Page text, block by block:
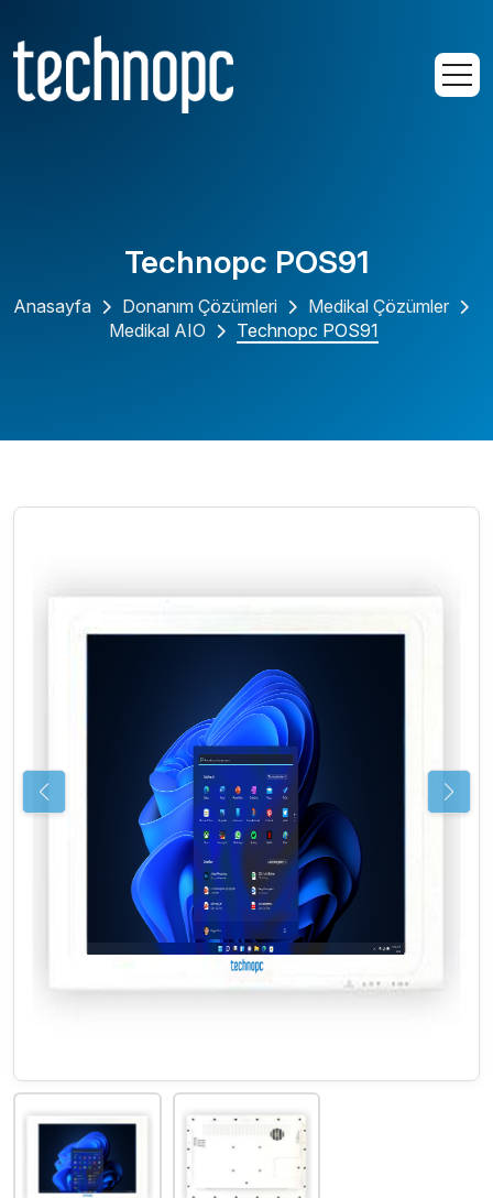
Technopc POS91
Anasayfa Donanım Çözümleri
Medikal Çözümler
Medikal AIO
Technopc POS91